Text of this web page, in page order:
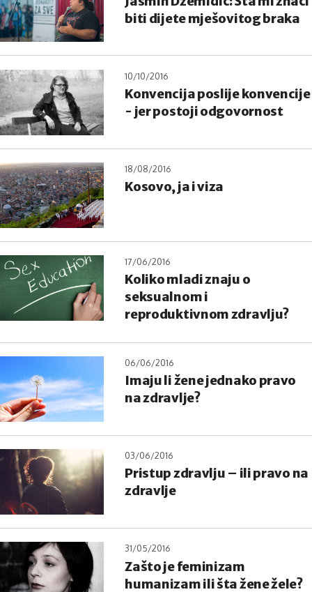
biti dijete mješovitog braka
10/10/2016
Konvencija poslije konvencije
- jer postoji odgovornost
18/08/2016
Kosovo, ja i viza
17/06/2016
Koliko mladi znaju o
seksualnom i
reproduktivnom zdravlju?
06/06/2016
Imaju li žene jednako pravo
na zdravlje?
03/06/2016
Pristup zdravlju – ili pravo na
zdravlje
31/05/2016
Zašto je feminizam
humanizam ili šta žene žele?